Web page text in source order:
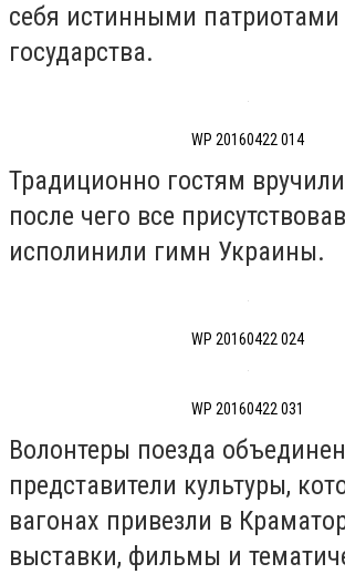
себя истинными патриотами
государства.
WP 20160422 014
Традиционно гостям
после чего все
исполинили гимн Украины.
WP 20160422 024
WP 20160422 031
Волонтеры поезда
представители культуры,
вагонах привезли в
выставки, фильмы и